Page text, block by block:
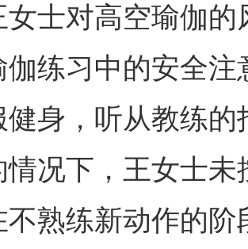
女士对高空瑜伽
伽练习中的安全
健身，听从教练
情况下，王女士
不熟练新动作的